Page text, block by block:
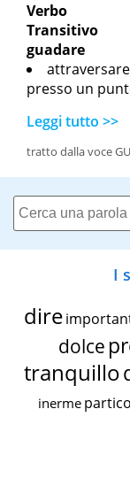
Verbo
Transitivo
guadare
presso un
Leggi tutto >>
tratto dalla voce
I
dire
dolce
tranquillo
inerme